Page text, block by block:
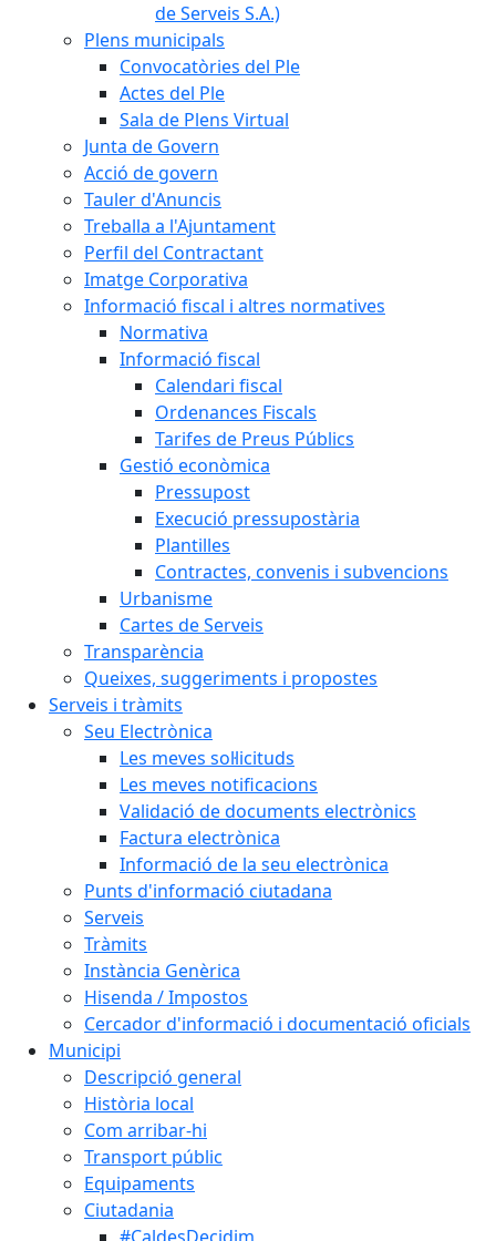
de Serveis S.A.)
Plens municipals
Convocatòries del Ple
Actes del Ple
Sala de Plens Virtual
Junta de Govern
Acció de govern
Tauler d'Anuncis
Treballa a l'Ajuntament
Perfil del Contractant
Imatge Corporativa
Informació fiscal i altres normatives
Normativa
Informació fiscal
Calendari fiscal
Ordenances Fiscals
Tarifes de Preus Públics
Gestió econòmica
Pressupost
Execució pressupostària
Plantilles
Contractes, convenis i subvencions
Urbanisme
Cartes de Serveis
Transparència
Queixes, suggeriments i propostes
Serveis i tràmits
Seu Electrònica
Les meves sol·licituds
Les meves notificacions
Validació de documents electrònics
Factura electrònica
Informació de la seu electrònica
Punts d'informació ciutadana
Serveis
Tràmits
Instància Genèrica
Hisenda / Impostos
Cercador d'informació i documentació oficials
Municipi
Descripció general
Història local
Com arribar-hi
Transport públic
Equipaments
Ciutadania